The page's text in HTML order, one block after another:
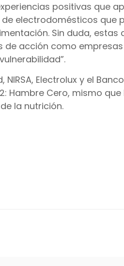
positivas que
electrodomésticos que
Sin duda,
de acción como
Electrolux y el
Hambre Cero, mismo
la nutrición.